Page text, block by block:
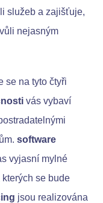
služeb a zajišťuje,
nejasným
se na tyto čtyři
vás vybaví
software
vyjasní mylné
se bude
jsou realizována